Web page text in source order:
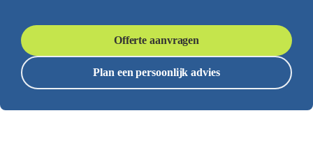
Offerte aanvragen
Plan een persoonlijk advies